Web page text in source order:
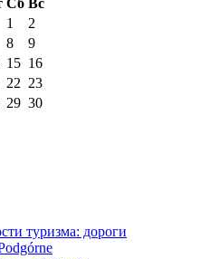
1
2
8
9
15 16
22 23
29 30
туризма: дороги